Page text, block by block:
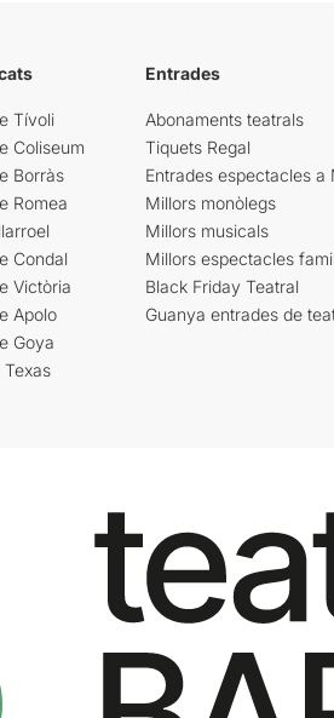
Tívoli
Coliseum
Borràs
Romea
Condal
Victòria
Apolo
Goya
Texas
Entrades
Abonaments teatrals
Tiquets Regal
Entrades espectacles a
Millors monòlegs
Millors musicals
Millors espectacles
Black Friday Teatral
Guanya entrades de